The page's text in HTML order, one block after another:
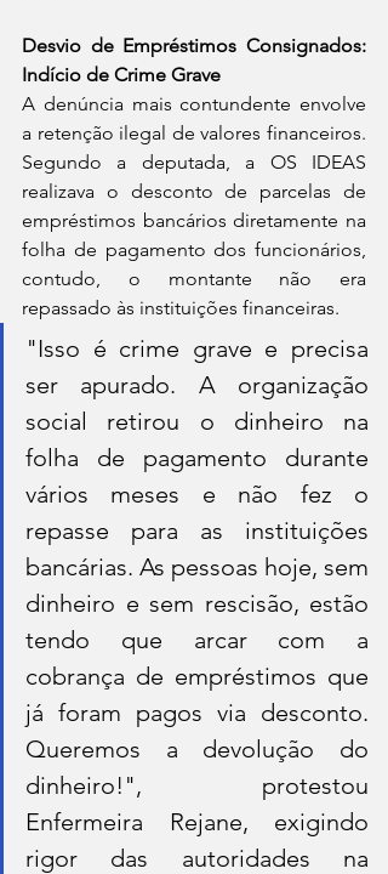
Desvio de Empréstimos Consignados:
Indício de Crime Grave
A denúncia mais contundente envolve
a retenção ilegal de valores financeiros.
Segundo a deputada, a OS IDEAS
realizava o desconto de parcelas de
empréstimos bancários diretamente na
folha de pagamento dos funcionários,
contudo, o montante não era
repassado às instituições financeiras.
"Isso é crime grave e precisa
ser apurado. A organização
social retirou o dinheiro na
folha de pagamento durante
vários meses e não fez o
repasse para as instituições
bancárias. As pessoas hoje, sem
dinheiro e sem rescisão, estão
tendo que arcar com a
cobrança de empréstimos que
já foram pagos via desconto.
Queremos a devolução do
dinheiro!", protestou
Enfermeira Rejane, exigindo
rigor das autoridades na